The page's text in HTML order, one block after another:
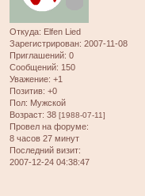
Откуда: Elfen Lied
Зарегистрирован: 2007-11-08
Приглашений: 0
Сообщений: 150
Уважение: +1
Позитив: +0
Пол: Мужской
Возраст: 38 [1988-07-11]
Провел на форуме:
8 часов 27 минут
Последний визит:
2007-12-24 04:38:47